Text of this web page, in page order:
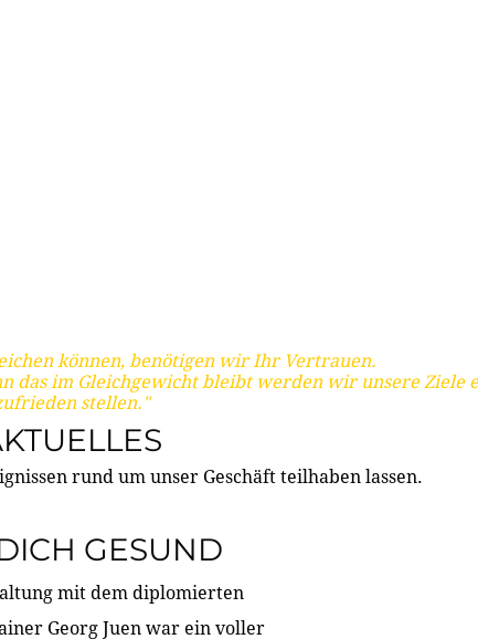
können, benötigen wir Ihr Vertrauen.
das im Gleichgewicht bleibt werden wir unsere
stellen."
rund um unser Geschäft teilhaben lassen.
GESUND
mit dem diplomierten
Georg Juen war ein voller